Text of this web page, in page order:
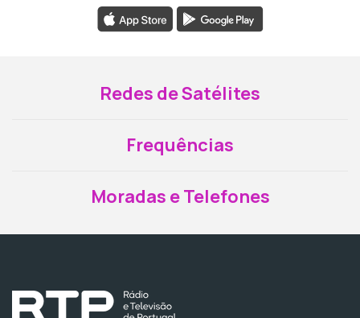
Redes de Satélites
Frequências
Moradas e Telefones